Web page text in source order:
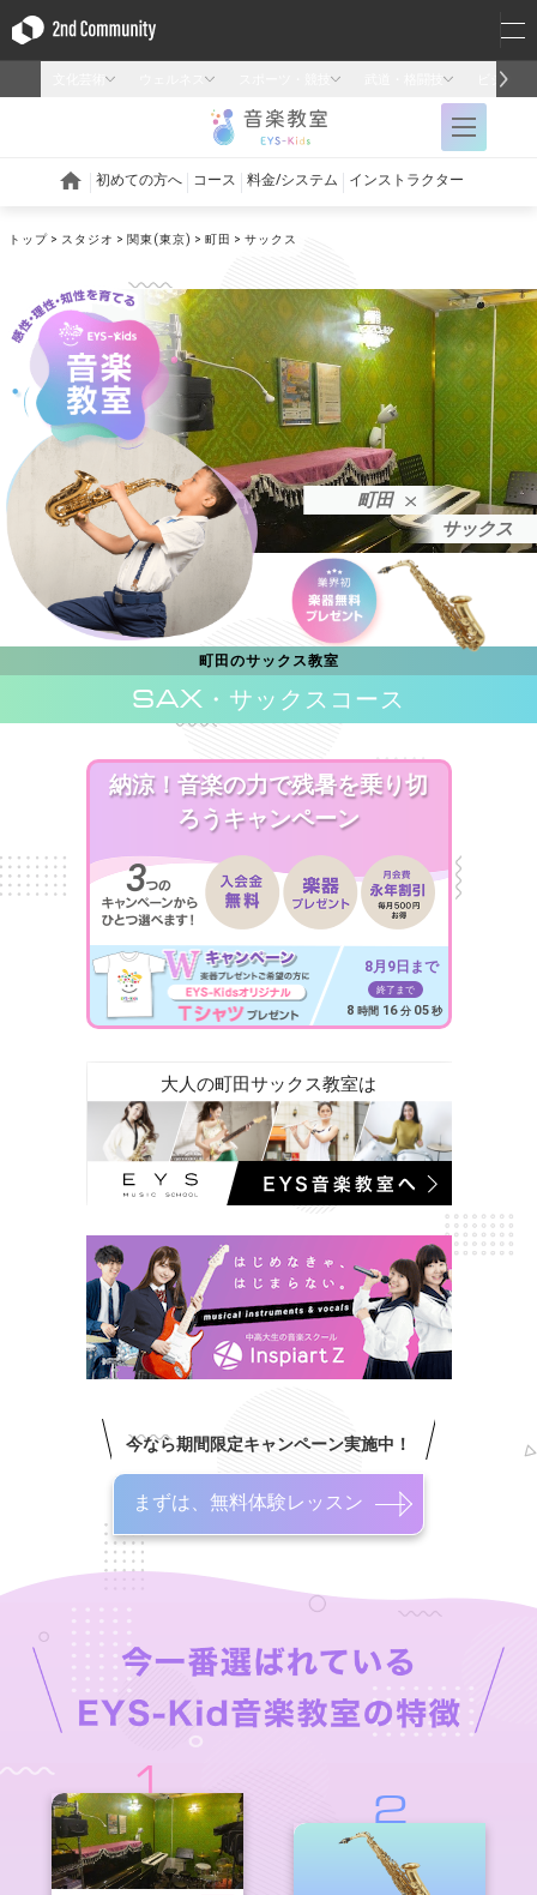
トップ スタジオ 関東(東京) 町田 サックス
町田
サックス
町田のサックス教室
SAX ・サックスコース
納涼！音楽の力で残暑を乗り切
ろうキャンペーン
8月9日まで
終了まで
8 時間 16 分 04 秒
大人の町田サックス教室は
今なら期間限定キャンペーン実施中！
まずは、無料体験レッスン
1
2